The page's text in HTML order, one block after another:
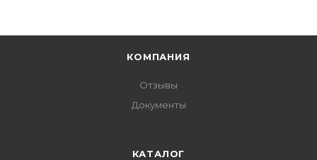
КОМПАНИЯ
Отзывы
Документы
КАТАЛОГ